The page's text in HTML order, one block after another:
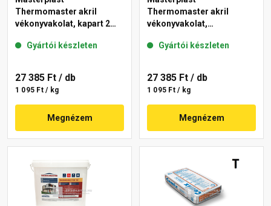
Thermomaster akril
vékonyvakolat, kapart 2
Gyártói készleten
27 385 Ft / db
1 095 Ft / kg
Megnézem
Thermomaster akril
vékonyvakolat,
21-E 25 kg
Gyártói készleten
27 385 Ft / db
1 095 Ft / kg
Megnézem